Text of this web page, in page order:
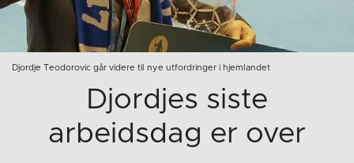
Djordje Teodorovic går videre til nye utfordringer i hjemlandet
Djordjes siste
arbeidsdag er over